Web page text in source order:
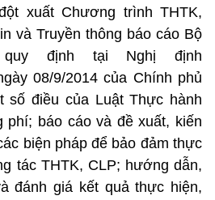
xuất Chương trình THTK,
và Truyền thông báo cáo Bộ
định tại Nghị định
08/9/2014 của Chính phủ
số điều của Luật Thực hành
phí; báo cáo và đề xuất, kiến
biện pháp để bảo đảm thực
tác THTK, CLP; hướng dẫn,
đánh giá kết quả thực hiện,